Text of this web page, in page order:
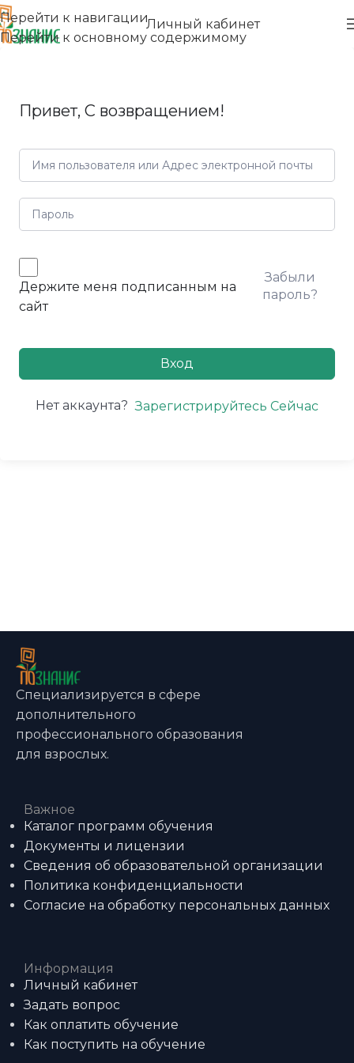
Перейти к навигации
Перейти к основному содержимому
Личный кабинет
Привет, С возвращением!
Держите меня подписанным на
сайт
Забыли
пароль?
Вход
Нет аккаунта? Зарегистрируйтесь Сейчас
Специализируется в сфере
дополнительного
профессионального образования
для взрослых.
Важное
Каталог программ обучения
Документы и лицензии
Сведения об образовательной организации
Политика конфиденциальности
Согласие на обработку персональных данных
Информация
Личный кабинет
Задать вопрос
Как оплатить обучение
Как поступить на обучение